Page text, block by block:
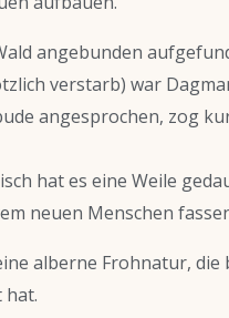
angebunden
verstarb) war
angesprochen, zog
hat es eine Weile
neuen Menschen
alberne Frohnatur, die
hat.